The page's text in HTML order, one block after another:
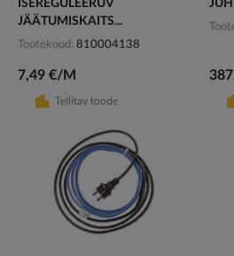
ISEREGULEERUV
JÄÄTUMISKAITS...
Tootekood 810004138
7,49 €/M
Tellitav toode